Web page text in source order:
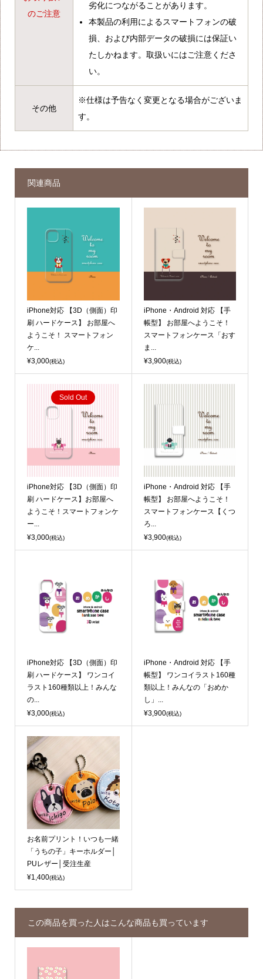
のご注意
劣化につながることがあります。
本製品の利用によるスマートフォンの破
損、および内部データの破損には保証い
たしかねます。取扱いにはご注意くださ
い。
その他
※仕様は予告なく変更となる場合がございま
す。
関連商品
iPhone対応 【3D（側面）印
刷 ハードケース】 お部屋へ
ようこそ！ スマートフォン
ケ...
¥3,000(税込)
iPhone・Android 対応 【手
帳型】 お部屋へようこそ！
スマートフォンケース「おす
ま...
¥3,900(税込)
Sold Out
iPhone対応 【3D（側面）印
刷 ハードケース】お部屋へ
ようこそ！スマートフォンケ
ー...
¥3,000(税込)
iPhone・Android 対応 【手
帳型】 お部屋へようこそ！
スマートフォンケース【くつ
ろ...
¥3,900(税込)
iPhone対応 【3D（側面）印
刷 ハードケース】 ワンコイ
ラスト160種類以上！みんな
の...
¥3,000(税込)
iPhone・Android 対応 【手
帳型】 ワンコイラスト160種
類以上！みんなの「おめか
し」...
¥3,900(税込)
お名前プリント！いつも一緒
「うちの子」キーホルダー│
PUレザー│受注生産
¥1,400(税込)
この商品を買った人はこんな商品も買っています